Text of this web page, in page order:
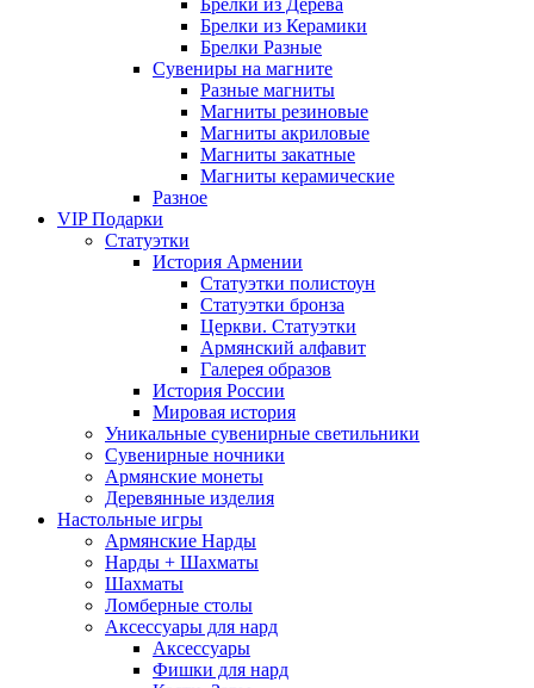
Брелки из Дерева
Брелки из Керамики
Брелки Разные
Сувениры на магните
Разные магниты
Магниты резиновые
Магниты акриловые
Магниты закатные
Магниты керамические
Разное
VIP Подарки
Статуэтки
История Армении
Статуэтки полистоун
Статуэтки бронза
Церкви. Статуэтки
Армянский алфавит
Галерея образов
История России
Мировая история
Уникальные сувенирные светильники
Сувенирные ночники
Армянские монеты
Деревянные изделия
Настольные игры
Армянские Нарды
Нарды + Шахматы
Шахматы
Ломберные столы
Аксессуары для нард
Аксессуары
Фишки для нард